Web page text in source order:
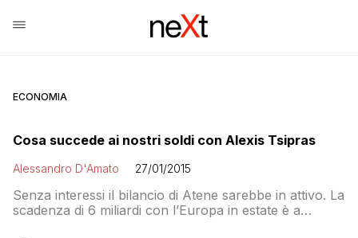
ECONOMIA
Cosa succede ai nostri soldi con Alexis Tsipras
Alessandro D'Amato 27/01/2015
Senza interessi il bilancio di Atene sarebbe in attivo. La
scadenza di 6 miliardi con l’Europa in estate è a